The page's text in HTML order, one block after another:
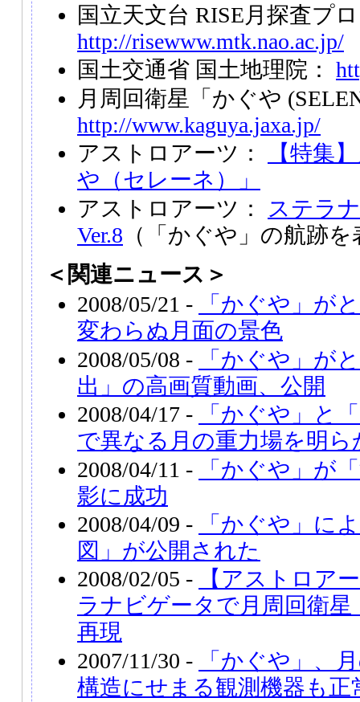
国立天文台 RISE月探査プ
http://risewww.mtk.nao.ac.jp/
国土交通省 国土地理院：
月周回衛星「かぐや
http://www.kaguya.jaxa.jp/
アストロアーツ：
【特集
や（セレーネ）」
アストロアーツ：
ステラ
Ver.8 （「かぐや」の航跡
＜関連ニュース＞
2008/05/21 -
「かぐや」が
変わらぬ月面の景色
2008/05/08 -
「かぐや」が
出」の高画質動画、公開
2008/04/17 -
「かぐや」と
で異なる月の重力場を明ら
2008/04/11 -
「かぐや」が
影に成功
2008/04/09 -
「かぐや」に
図」が公開された
2008/02/05 -
【アストロア
ラナビゲータで月周回衛
再現
2007/11/30 -
「かぐや」、
構造にせまる観測機器も正